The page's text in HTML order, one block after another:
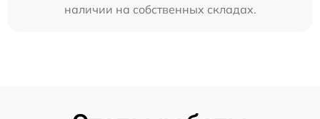
наличии на собственных складах.